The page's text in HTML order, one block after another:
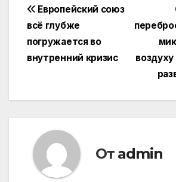
Навигация
по
записям
Европейский союз
всё глубже
погружается во
внутренний кризис
От admin